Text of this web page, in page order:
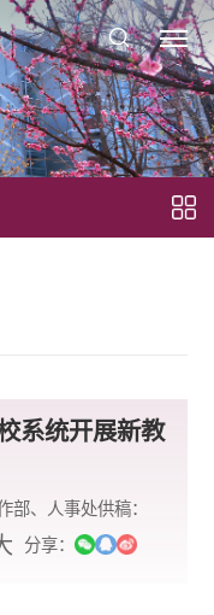
系统开展新教
部、人事处供稿：
分享：